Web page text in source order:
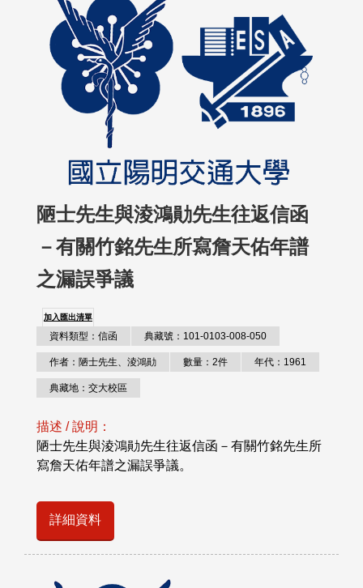
陋士先生與淩鴻勛先生往返信函
－有關竹銘先生所寫詹天佑年譜
之漏誤爭議
加入匯出清單
資料類型：信函 典藏號：101-0103-008-050
作者：陋士先生、淩鴻勛 數量：2件 年代：1961
典藏地：交大校區
描述 / 說明：
陋士先生與淩鴻勛先生往返信函－有關竹銘先生所
寫詹天佑年譜之漏誤爭議。
詳細資料